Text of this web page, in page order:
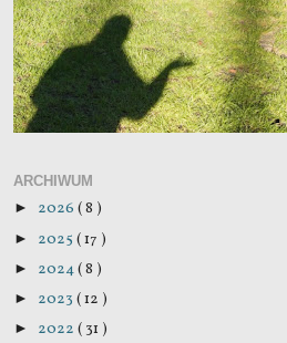
ARCHIWUM
► 2026 ( 8 )
► 2025 ( 17 )
► 2024( 8 )
► 2023 ( 12 )
► 2022 ( 31 )